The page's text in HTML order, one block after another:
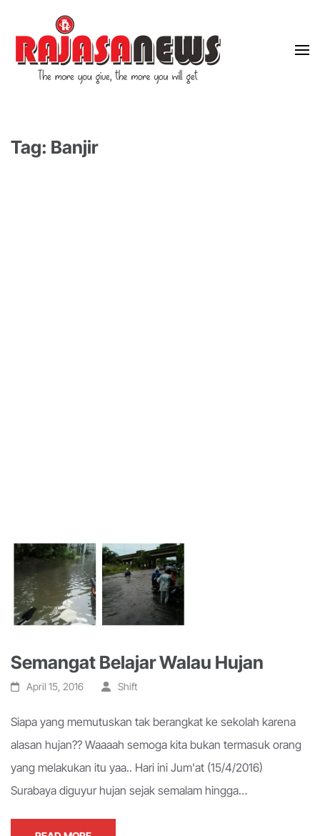
Tag: Banjir
Semangat Belajar Walau Hujan
April 15, 2016 Shift
Siapa yang memutuskan tak berangkat ke sekolah karena
alasan hujan?? Waaaah semoga kita bukan termasuk orang
yang melakukan itu yaa.. Hari ini Jum'at (15/4/2016)
Surabaya diguyur hujan sejak semalam hingga…